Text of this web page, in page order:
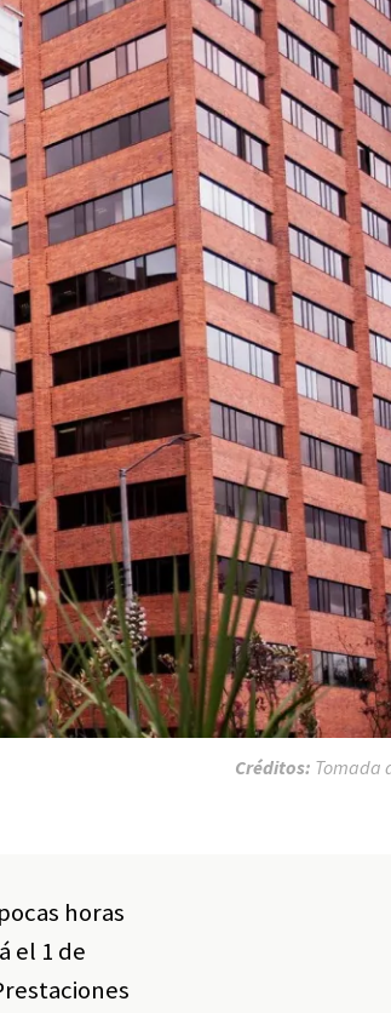
Créditos: Tomada
horas
el 1 de